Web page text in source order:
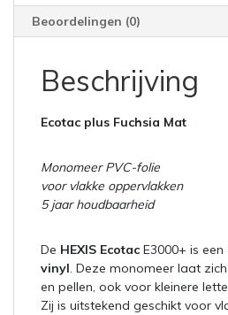
Beoordelingen (0)
Beschrijving
Ecotac plus Fuchsia Mat
Monomeer PVC-folie
voor vlakke oppervlakken
5 jaar houdbaarheid
De HEXIS Ecotac E3000+ is
vinyl. Deze monomeer laat
en pellen, ook voor kleinere
Zij is uitstekend geschikt voor